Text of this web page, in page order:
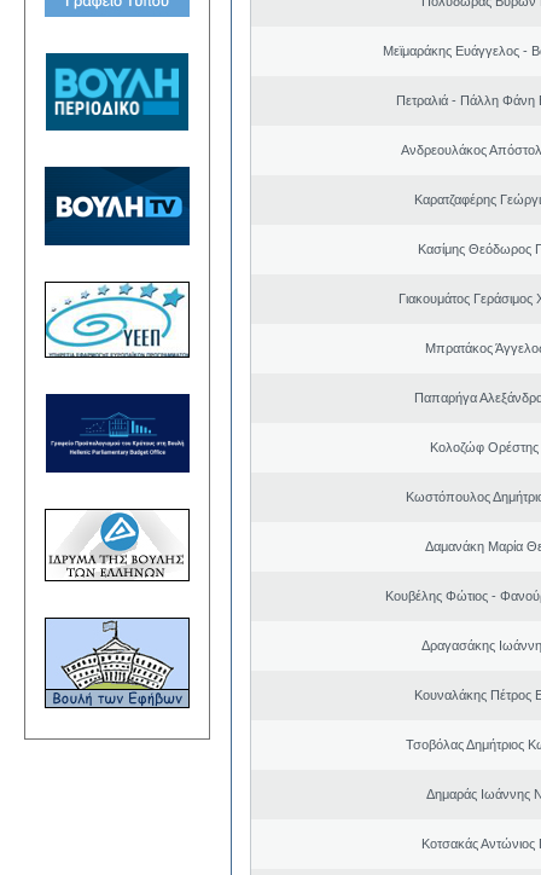
Μεϊμαράκης Ευάγγελος -
Πετραλιά - Πάλλη Φάνη
Ανδρεουλάκος
Καρατζαφέρης
Κασίμης Θεόδωρος
Γιακουμάτος
Μπρατάκος
Παπαρήγα
Κολοζώφ
Κωστόπουλος
Δαμανάκη Μαρία
Κουβέλης Φώτιος -
Δραγασάκης
Κουναλάκης Πέτρος
Τσοβόλας Δημήτριος
Δημαράς Ιωάννης
Κοτσακάς Αντώνιος